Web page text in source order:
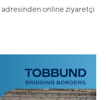
adresinden online ziyaretçi